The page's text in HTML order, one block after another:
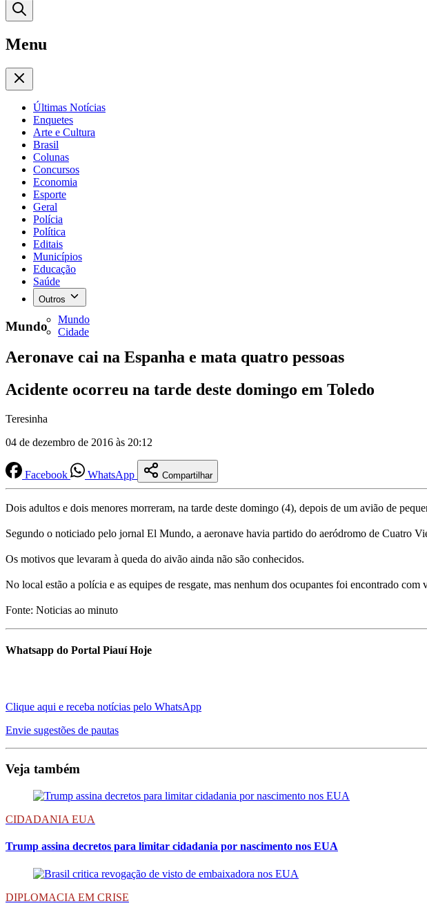
Menu
Últimas Notícias
Enquetes
Arte e Cultura
Brasil
Colunas
Concursos
Economia
Esporte
Geral
Polícia
Política
Editais
Municípios
Educação
Saúde
Outros
Mundo
Cidade
Mundo
Aeronave cai na Espanha e mata quatro pessoas
Acidente ocorreu na tarde deste domingo em Toledo
Teresinha
04 de dezembro de 2016 às 20:12
Facebook WhatsApp Compartilhar
Dois adultos e dois menores morreram, na tarde deste domingo (4), depois de um avião de
Segundo o noticiado pelo jornal El Mundo, a aeronave havia partido do aeródromo de Cuatro
Os motivos que levaram à queda do aivão ainda não são conhecidos.
No local estão a polícia e as equipes de resgate, mas nenhum dos ocupantes foi encontrado com
Fonte: Noticias ao minuto
Whatsapp do Portal Piauí Hoje
Clique aqui e receba notícias pelo WhatsApp
Envie sugestões de pautas
Veja também
CIDADANIA EUA
Trump assina decretos para limitar cidadania por nascimento nos EUA
DIPLOMACIA EM CRISE